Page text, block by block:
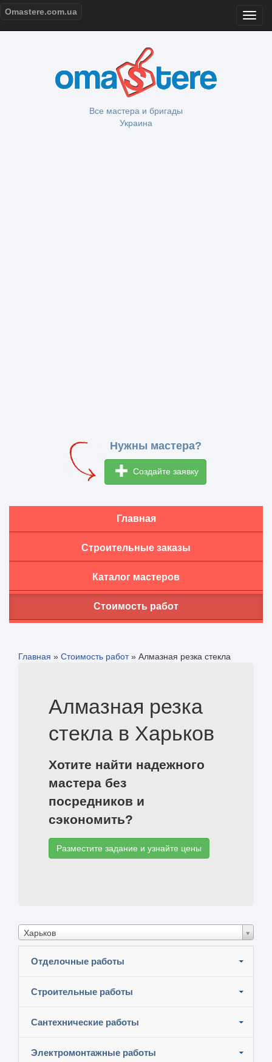
Omastere.com.ua
Все мастера и бригады
Украина
Нужны мастера?
Создайте заявку
Главная
Строительные заказы
Каталог мастеров
Стоимость работ
Главная » Стоимость работ» Алмазная резка стекла
Алмазная резка
стекла в Харьков
Хотите найти надежного
мастера без
посредников и
сэкономить?
Разместите задание и узнайте цены
Харьков
Отделочные работы
Строительные работы
Сантехнические работы
Электромонтажные работы